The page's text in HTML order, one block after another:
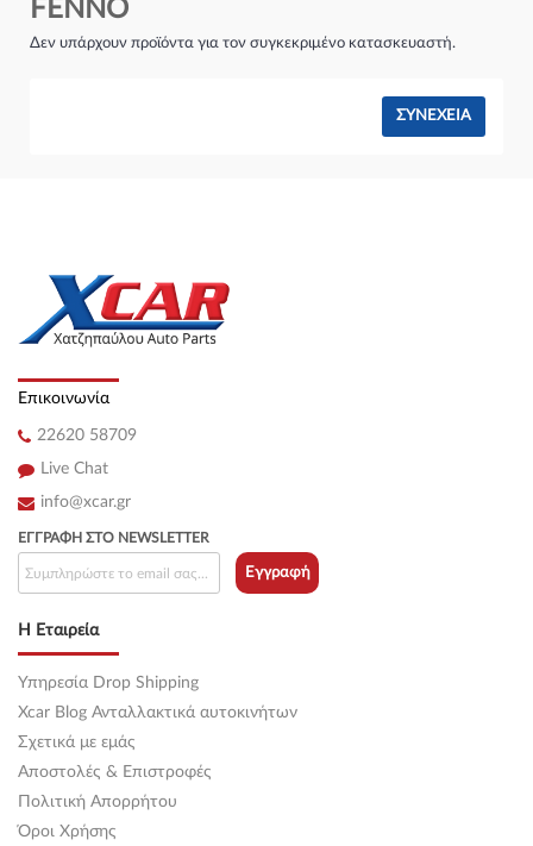
Τύπος κινητήρα:
FENNO
Δεν υπάρχουν προϊόντα για τον συγκεκριμένο κατασκευαστή.
ΣΥΝΈΧΕΙΑ
Επικοινωνία
22620 58709
Live Chat
info@xcar.gr
Η Εταιρεία
Υπηρεσία Drop Shipping
Xcar Blog Ανταλλακτικά αυτοκινήτων
Σχετικά με εμάς
Αποστολές & Επιστροφές
Πολιτική Απορρήτου
Όροι Χρήσης
ΕΓΓΡΑΦΉ ΣΤΟ NEWSLETTER
Εγγραφή